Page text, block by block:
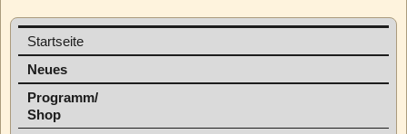
Startseite
Neues
Programm/
Shop